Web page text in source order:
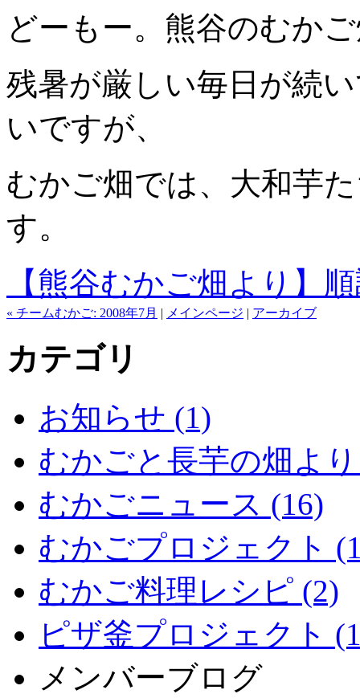
どーもー。熊谷のむか
残暑が厳しい毎日が続
いですが、
むかご畑では、大和芋
す。
【熊谷むかご畑より】
« チームむかご: 2008年7月 | メインページ | アーカイブ
カテゴリ
お知らせ (1)
むかごと長芋の畑よ
むかごニュース (16)
むかごプロジェクト
むかご料理レシピ (2)
ピザ釜プロジェクト
メンバーブログ